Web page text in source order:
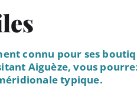
connu pour ses
Aiguèze, vous
typique.